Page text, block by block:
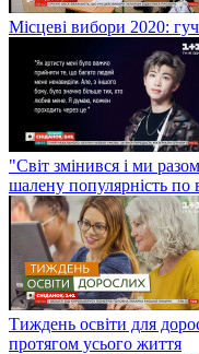
Місцеві вибори 2020:
"Світ змінився і ми
шалену популярність по
Тиждень освіти для
протягом усього життя